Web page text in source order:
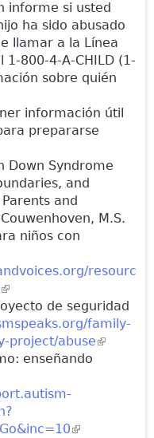
informe si usted
ha sido abusado
llamar a la Línea
1-800-4-A-CHILD (1-
sobre quién
información útil
prepararse
Down Syndrome
and
and
M.S.
niños con
resourc
(link is external)
de seguridad
family-
project/abuse(link is
enseñando
(link is